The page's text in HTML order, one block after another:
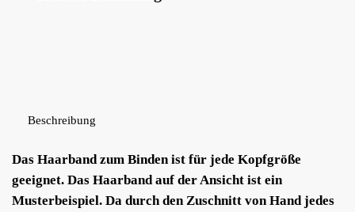
Beschreibung
Das Haarband zum Binden ist für jede Kopfgröße
geeignet. Das Haarband auf der Ansicht ist ein
Musterbeispiel. Da durch den Zuschnitt von Hand jedes